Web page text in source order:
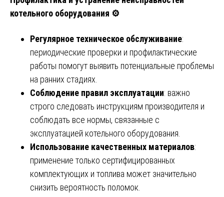
котельного оборудования ⚙️
Регулярное техническое обслуживание:
периодические проверки и профилактические
работы помогут выявить потенциальные проблемы
на ранних стадиях.
Соблюдение правил эксплуатации: важно
строго следовать инструкциям производителя и
соблюдать все нормы, связанные с
эксплуатацией котельного оборудования.
Использование качественных материалов:
применение только сертифицированных
комплектующих и топлива может значительно
снизить вероятность поломок.